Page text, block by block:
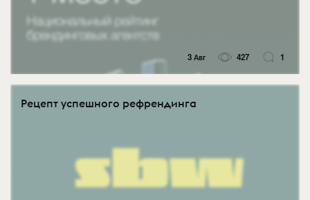
3 Авг 427 1
Рецепт успешного рефрендинга